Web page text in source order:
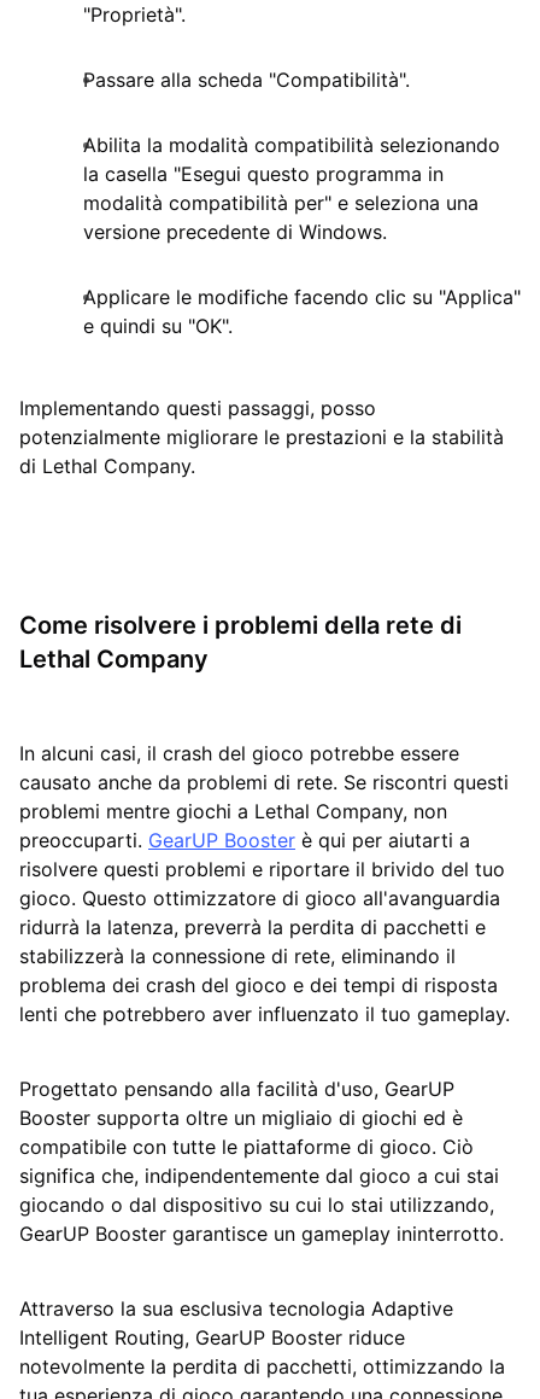
"Proprietà".
Passare alla scheda "Compatibilità".
Abilita la modalità compatibilità selezionando
la casella "Esegui questo programma in
modalità compatibilità per" e seleziona una
versione precedente di Windows.
Applicare le modifiche facendo clic su "Applica"
e quindi su "OK".
Implementando questi passaggi, posso
potenzialmente migliorare le prestazioni e la stabilità
di Lethal Company.
Come risolvere i problemi della rete di
Lethal Company
In alcuni casi, il crash del gioco potrebbe essere
causato anche da problemi di rete. Se riscontri questi
problemi mentre giochi a Lethal Company, non
preoccuparti. GearUP Booster è qui per aiutarti a
risolvere questi problemi e riportare il brivido del tuo
gioco. Questo ottimizzatore di gioco all'avanguardia
ridurrà la latenza, preverrà la perdita di pacchetti e
stabilizzerà la connessione di rete, eliminando il
problema dei crash del gioco e dei tempi di risposta
lenti che potrebbero aver influenzato il tuo gameplay.
Progettato pensando alla facilità d'uso, GearUP
Booster supporta oltre un migliaio di giochi ed è
compatibile con tutte le piattaforme di gioco. Ciò
significa che, indipendentemente dal gioco a cui stai
giocando o dal dispositivo su cui lo stai utilizzando,
GearUP Booster garantisce un gameplay ininterrotto.
Attraverso la sua esclusiva tecnologia Adaptive
Intelligent Routing, GearUP Booster riduce
notevolmente la perdita di pacchetti, ottimizzando la